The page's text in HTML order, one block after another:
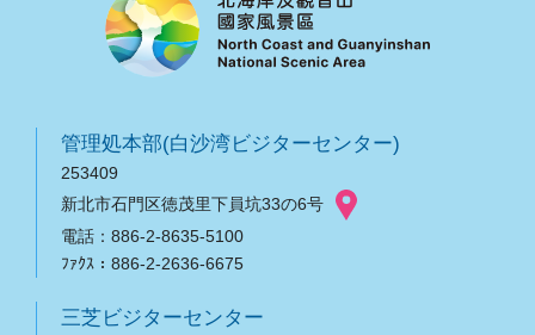
管理処本部(白沙湾ビジターセンター)
253409
新北市石門区徳茂里下員坑33の6号
電話：886-2-8635-5100
ﾌｧｸｽ：886-2-2636-6675
三芝ビジターセンター